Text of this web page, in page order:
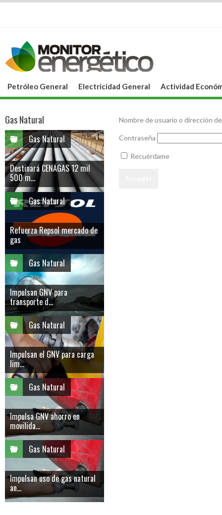
Petróleo General Electricidad General Actividad
Nombre de usuario o dirección
Contraseña
Recuérdame
Gas Natural
Gas Natural
Destinará CENAGAS 12 mil
500 m...
Gas Natural
Refuerza Repsol mercado de
gas
Gas Natural
Impulsan GNV para
transporte d...
Gas Natural
Impulsan el GNV para carga
lim...
Gas Natural
Impulsa GNV ahorro en
movilida...
Gas Natural
Impulsan uso de gas natural
an...